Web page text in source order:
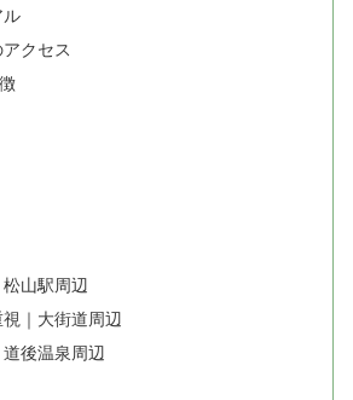
ル
クセス
山駅周辺
｜大街道周辺
後温泉周辺